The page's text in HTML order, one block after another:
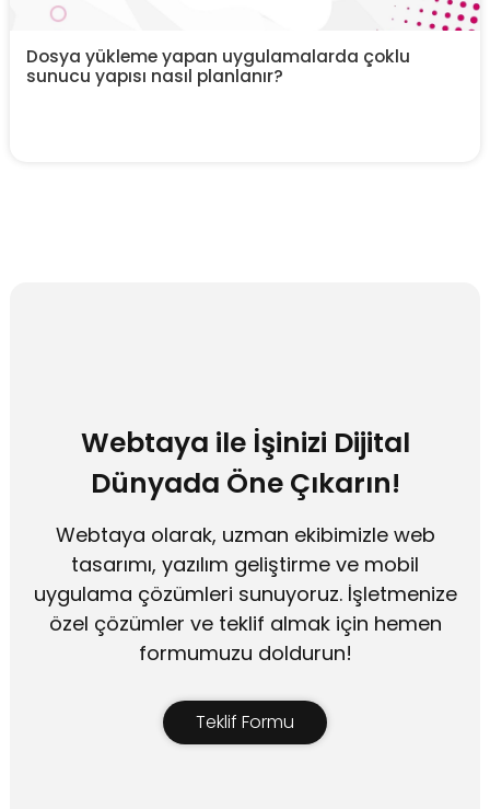
Dosya yükleme yapan uygulamalarda çoklu
sunucu yapısı nasıl planlanır?
Webtaya ile İşinizi Dijital
Dünyada Öne Çıkarın!
Webtaya olarak, uzman ekibimizle web
tasarımı, yazılım geliştirme ve mobil
uygulama çözümleri sunuyoruz. İşletmenize
özel çözümler ve teklif almak için hemen
formumuzu doldurun!
Teklif Formu